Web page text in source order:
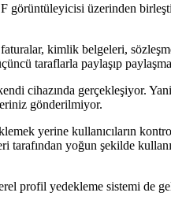
görüntüleyicisi üzerinden
kimlik belgeleri,
taraflarla paylaşıp
cihazında gerçekleşiyor.
gönderilmiyor.
yerine kullanıcıların
tarafından yoğun şekilde
profil yedekleme sistemi de